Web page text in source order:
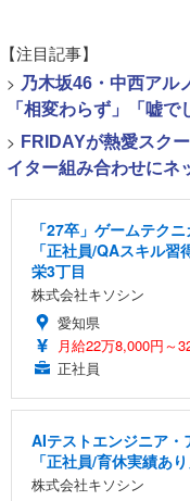
【注目記事】
> 乃木坂46・中西アル
「相変わらず」「嘘で
> FRIDAYが熱愛スク
イター組み合わせにネ
「27卒」ゲームテク
「正社員/QAスキル
栄3丁目
株式会社キソシン
愛知県
月給22万8,000円～
正社員
AIテストエンジニア
「正社員/育休実績あ
株式会社キソシン